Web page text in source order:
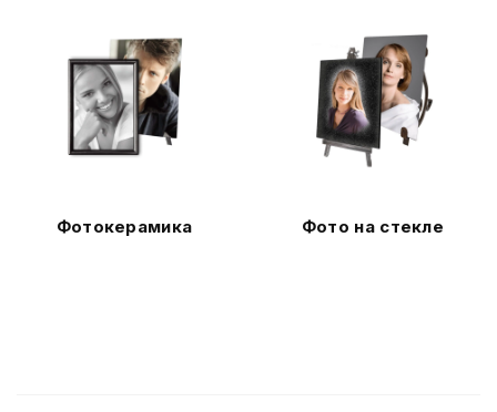
Фотокерамика Фото на стекле